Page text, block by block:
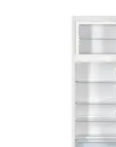
prix
actuel
est :